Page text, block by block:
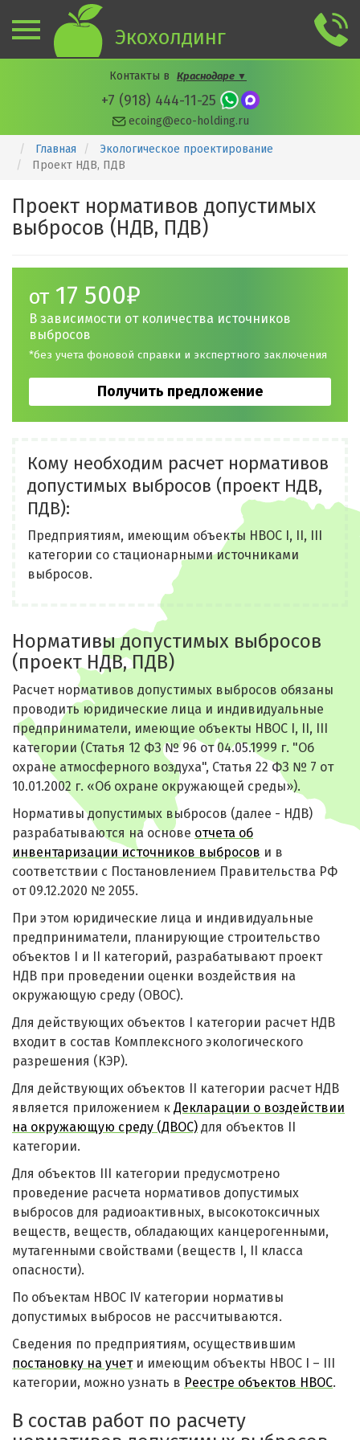
Экохолдинг
Контакты в Краснодаре ▼
+7 (918) 444-11-25
ecoing@eco-holding.ru
Главная
Экологическое проектирование
Проект НДВ, ПДВ
Проект нормативов допустимых
выбросов (НДВ, ПДВ)
от17 500₽
В зависимости от количества источников
выбросов
*без учета фоновой справки и экспертного заключения
Получить предложение
Кому необходим расчет нормативов
допустимых выбросов (проект НДВ,
ПДВ):
Предприятиям, имеющим объекты НВОС I, II, III
категории со стационарными источниками
выбросов.
Нормативы допустимых выбросов
(проект НДВ, ПДВ)
Расчет нормативов допустимых выбросов обязаны
проводить юридические лица и индивидуальные
предприниматели, имеющие объекты НВОС I, II, III
категории (Статья 12 ФЗ № 96 от 04.05.1999 г. "Об
охране атмосферного воздуха", Статья 22 ФЗ № 7 от
10.01.2002 г. «Об охране окружающей среды»).
Нормативы допустимых выбросов (далее - НДВ)
разрабатываются на основе отчета об
инвентаризации источников выбросов и в
соответствии с Постановлением Правительства РФ
от 09.12.2020 № 2055.
При этом юридические лица и индивидуальные
предприниматели, планирующие строительство
объектов I и II категорий, разрабатывают проект
НДВ при проведении оценки воздействия на
окружающую среду (ОВОС).
Для действующих объектов I категории расчет НДВ
входит в состав Комплексного экологического
разрешения (КЭР).
Для действующих объектов II категории расчет НДВ
является приложением к Декларации о воздействии
на окружающую среду (ДВОС) для объектов II
категории.
Для объектов III категории предусмотрено
проведение расчета нормативов допустимых
выбросов для радиоактивных, высокотоксичных
веществ, веществ, обладающих канцерогенными,
мутагенными свойствами (веществ I, II класса
опасности).
По объектам НВОС IV категории нормативы
допустимых выбросов не рассчитываются.
Сведения по предприятиям, осуществившим
постановку на учети имеющим объекты НВОС I – III
категории, можно узнать в Реестре объектов НВОС.
В состав работ по расчету